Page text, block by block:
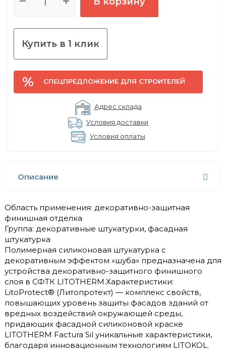
Купить в 1 клик
СПЕЦПРЕДЛОЖЕНИЕ ДЛЯ СТРОИТЕЛЕЙ
Адрес склада
Условия доставки
Условия оплаты
Описание
Область применения: декоративно-защитная
финишная отделка
Группа: декоративные штукатурки, фасадная
штукатурка
Полимерная силиконовая штукатурка с
декоративным эффектом «шуба» предназначена для
устройства декоративно-защитного финишного
слоя в СФТК LITOTHERM.Характеристики:
LitoProtect® (Литопротект) — комплекс свойств,
повышающих уровень защиты фасадов зданий от
вредных воздействий окружающей среды,
придающих фасадной силиконовой краске
LITOTHERM Factura Sil уникальные характеристики,
благодаря инновационным технологиям LITOKOL.